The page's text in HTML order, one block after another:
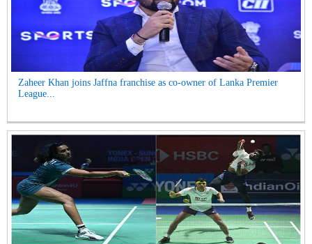
Zaheer Khan joins Jaffna franchise as co-owner of Lanka Premier
League...